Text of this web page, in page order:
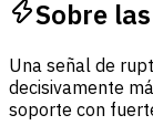
Sobre
Una señal de
decisivamente
soporte con